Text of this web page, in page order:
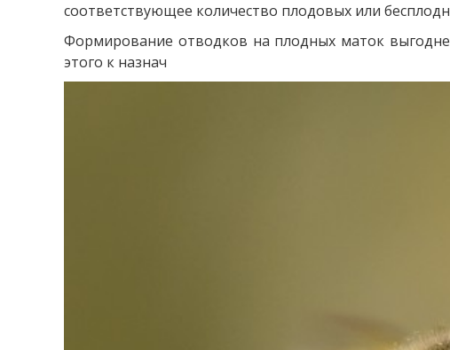
соответствующее количество плодовых или
Формирование отводков на плодных маток
этого к назнач